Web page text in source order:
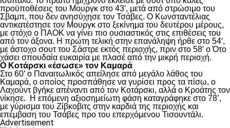
προϋποθέσεις του Μουργκ στο 43′, μετά από στρώσιμο του
Σβαμπ, που δεν ανησύχησε τον Τσάβες. Ο Κωνσταντέλιας
αντικατέστησε τον Μουργκ στο ξεκίνημα του δευτέρου μέρους,
με στόχο ο ΠΑΟΚ να γίνει πιο ουσιαστικός στις επιθέσεις του
από τον άξονα. Η πρώτη τελική στην επανάληψη ήρθε στο 54′,
με άστοχο σουτ του Σάστρε εκτός περιοχής, πριν στο 58′ ο Ότο
χάσει σπουδαία ευκαιρία με πλασέ από την μικρή περιοχή.
Ο Κοτάρσκι «έσωσε» τον Καμαρά
Στο 60’ ο Παναιτωλικός απείλησε από μεγάλο λάθος του
Καμαρά, ο οποίος προσπάθησε να γυρίσει προς τα πίσω, ο
Λαχούντ βγήκε απέναντι από τον Κοτάρσκι, αλλά ο Κροάτης τον
νίκησε. Η επόμενη αξιοσημείωτη φάση καταγράφηκε στο 78’,
με γύρισμα του Ζίβκοβιτς στην καρδιά της περιοχής και
επέμβαση του Τσάβες προ του επερχόμενου Τισουντάλι.
Advertisement